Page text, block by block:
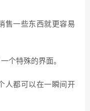
售一些东西就更容易
个特殊的界面。
人都可以在一瞬间开